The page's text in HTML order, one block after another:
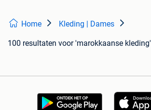
Home Kleding | Dames
100 resultaten voor 'marokkaanse kleding'